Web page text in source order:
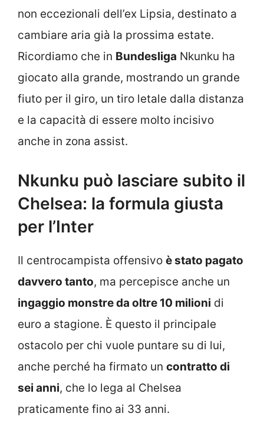
non eccezionali dell’ex Lipsia, destinato a
cambiare aria già la prossima estate.
Ricordiamo che in Bundesliga Nkunku ha
giocato alla grande, mostrando un grande
fiuto per il giro, un tiro letale dalla distanza
e la capacità di essere molto incisivo
anche in zona assist.
Nkunku può lasciare subito il
Chelsea: la formula giusta
per l’Inter
Il centrocampista offensivo è stato pagato
davvero tanto, ma percepisce anche un
ingaggio monstre da oltre 10 milioni di
euro a stagione. È questo il principale
ostacolo per chi vuole puntare su di lui,
anche perché ha firmato un contratto di
sei anni, che lo lega al Chelsea
praticamente fino ai 33 anni.